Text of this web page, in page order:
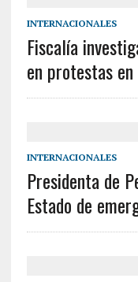
INTERNACIONALES
Fiscalía
en protestas
INTERNACIONALES
Presidenta de
Estado de